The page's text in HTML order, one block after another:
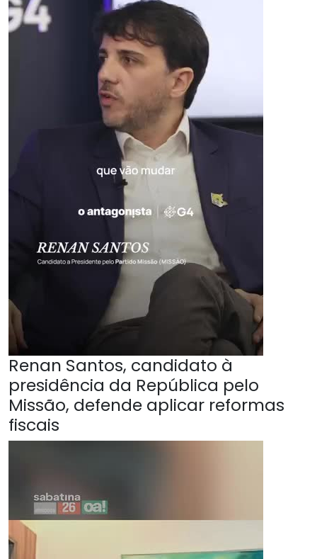
Renan Santos, candidato à
presidência da República pelo
Missão, defende aplicar reformas
fiscais